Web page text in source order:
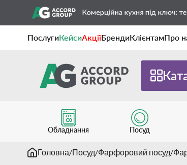
ПослугиКейсиАкціїБрендиКлієнтамПро
Обладнання Посуд
Головна Посуд Фарфоровий посуд